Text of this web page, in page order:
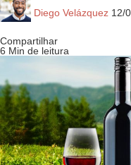
Diego Velázquez 12/
Compartilhar
6 Min de leitura